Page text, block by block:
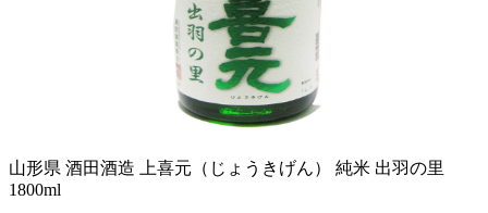
山形県 酒田酒造 上喜元（じょうきげん） 純米 出羽の里
1800ml